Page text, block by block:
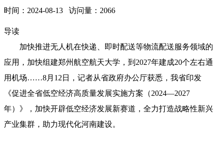
时间：2024-08-13 访问量：2066
导读
加快推进无人机在快递、即时配送等物流配送服务领域的
应用，加快组建郑州航空航天大学，到2027年建成20个左右通
用机场……8月12日，记者从省政府办公厅获悉，我省印发
《促进全省低空经济高质量发展实施方案（2024—2027
年）》，加快开辟低空经济发展新赛道，全力打造战略性新兴
产业集群，助力现代化河南建设。